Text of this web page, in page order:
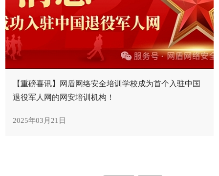
【重磅喜讯】网盾网络安全培训学校成为首个入驻中国
退役军人网的网安培训机构！
2025年03月21日